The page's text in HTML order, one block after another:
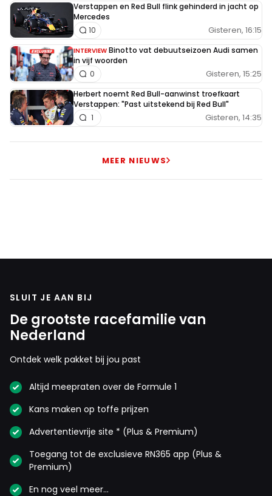
Verstappen en Red Bull flink gehinderd in jacht op
Mercedes
Gisteren, 16:15
10
INTERVIEW Binotto vat debuutseizoen Audi samen
in vijf woorden
Gisteren, 15:25
0
Herbert noemt Red Bull-aanwinst troefkaart
Verstappen: "Past uitstekend bij Red Bull"
Gisteren, 14:35
1
MEER NIEUWS
SLUIT JE AAN BIJ
De grootste racefamilie van
Nederland
Ontdek welk pakket bij jou past
Altijd meepraten over de Formule 1
Kans maken op toffe prijzen
Advertentievrije site * (Plus & Premium)
Toegang tot de exclusieve RN365 app (Plus &
Premium)
En nog veel meer…